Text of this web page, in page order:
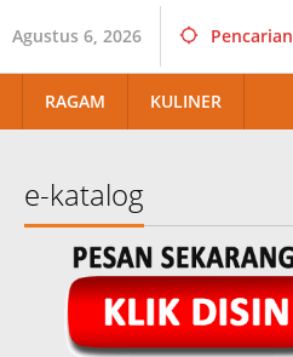
Agustus 6, 2026 Pencarian
RAGAM KULINER
e-katalog